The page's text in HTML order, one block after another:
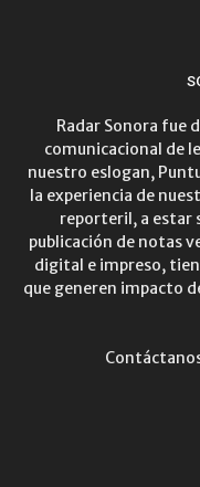
Radar Sonora fue
comunicacional de
nuestro eslogan,
la experiencia de
reporteril, a estar
publicación de notas
digital e impreso,
que generen impacto